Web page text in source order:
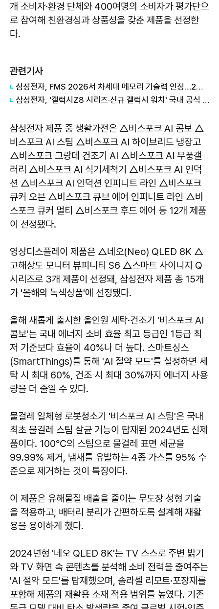
개 소비자·환경 단체와 400여명의 소비자가 평가단으
로 참여해 친환경성과 상품성을 갖춘 제품을 선정한
다.
관련기사
삼성전자, FMS 2026서 차세대 메모리 기술력 인정…2개 부문 수상
삼성전자, '갤럭시Z8 시리즈·신규 갤럭시 워치' 국내 공식 출시
삼성전자 제품 중 생활가전은 △비스포크 AI 콤보 △
비스포크 AI 스팀 △비스포크 AI 하이브리드 냉장고
△비스포크 그랑데 건조기 AI △비스포크 AI 무풍갤
러리 △비스포크 AI 식기세척기 △비스포크 AI 인덕
션 △비스포크 AI 인덕션 인피니트 라인 △비스포크
큐커 오븐 △비스포크 큐브 에어 인피니트 라인 △비
스포크 큐커 멀티 △비스포크 후드 에어 등 12개 제품
이 선정됐다.
영상디스플레이 제품은 △네오(Neo) QLED 8K △
고해상도 모니터 뷰피니티 S6 △스마트 사이니지 Q
시리즈로 3개 제품이 선정돼, 삼성전자 제품 총 15개
가 '올해의 녹색상품'에 선정됐다.
올해 새롭게 출시한 올인원 세탁·건조기 '비스포크 AI
콤보'는 국내 에너지 소비 효율 최고 등급인 1등급 최
저 기준보다 효율이 40%나 더 높다. 스마트싱스
(SmartThings)를 통해 'AI 절약 모드'를 설정하면 세
탁 시 최대 60%, 건조 시 최대 30%까지 에너지 사용
량을 더 줄일 수 있다.
물걸레 일체형 로봇청소기 '비스포크 AI 스팀'은 국내
최초 물걸레 스팀 살균 기능이 탑재된 2024년도 신제
품이다. 100℃의 스팀으로 물걸레 표면 세균을
99.99% 제거, 냄새를 유발하는 4종 가스를 95% 수
준으로 제거하는 것이 특징이다.
이 제품은 유해물질 배출을 줄이는 무도장 성형 기술
을 적용하고, 배터리 분리가 간편하도록 설계해 재활
용을 용이하게 했다.
2024년형 '네오 QLED 8K'는 TV 스스로 주변 밝기
와 TV 화면 속 콘텐츠를 분석해 소비 전력을 줄여주는
'AI 절약 모드'를 탑재했으며, 솔라셀 리모트·포장재를
포함해 제품의 재활용 소재 적용 범위를 높였다. 기존